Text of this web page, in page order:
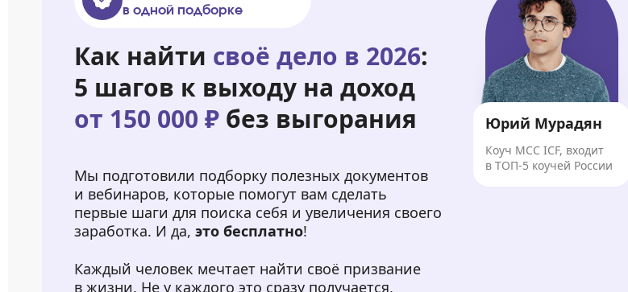
в одной подборке
Как найти своё дело в 2026:
5 шагов к выходу на доход
от 150 000 ₽ без выгорания
Мы подготовили подборку полезных документов
и вебинаров, которые помогут вам сделать
первые шаги для поиска себя и увеличения своего
заработка. И да, это бесплатно!
Каждый человек мечтает найти своё призвание
в жизни. Не у каждого это сразу получается,
Юрий Мурадян
Коуч MCC ICF, входит
в ТОП-5 коучей России